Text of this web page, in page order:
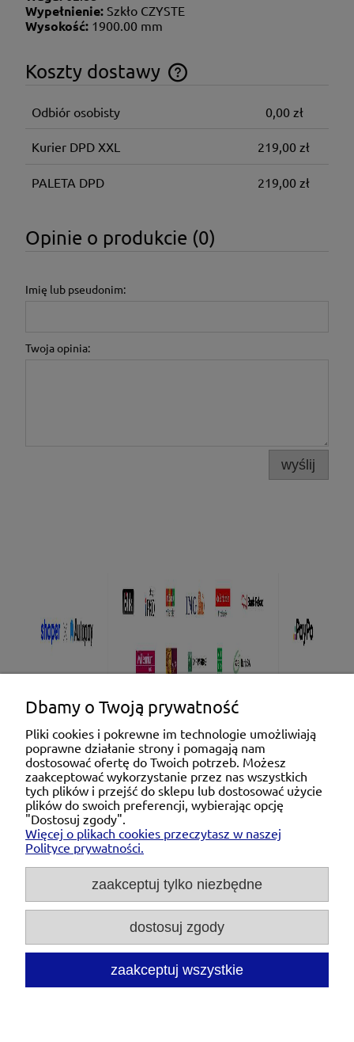
Wypełnienie: Szkło CZYSTE
Wysokość: 1900.00 mm
Koszty dostawy
Cena nie zawiera ewentualnych kosztów płatności
Odbiór osobisty 0,00 zł
Kurier DPD XXL 219,00 zł
PALETA DPD 219,00 zł
Opinie o produkcie (0)
Imię lub pseudonim:
Twoja opinia:
wyślij
Pomoc
Moje konto
Płatności i dostawa
O nas
Michał Niedźwiecki Dobra Armatura, ul. Krakowska
28d/5, 71-021 Szczecin, woj. zachodniopomorskie,
697476240pon. - pt. 08:00-18:00 |
Mail:kontakt@dobraarmatura.pl
Dbamy o Twoją prywatność
Pliki cookies i pokrewne im technologie umożliwiają
poprawne działanie strony i pomagają nam
dostosować ofertę do Twoich potrzeb. Możesz
zaakceptować wykorzystanie przez nas wszystkich
tych plików i przejść do sklepu lub dostosować użycie
plików do swoich preferencji, wybierając opcję
"Dostosuj zgody".
Więcej o plikach cookies przeczytasz w naszej
Polityce prywatności.
zaakceptuj tylko niezbędne
dostosuj zgody
zaakceptuj wszystkie